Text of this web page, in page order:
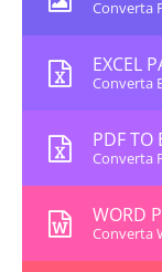
Converta
EXCEL
Converta
PDF TO
Converta
WORD
Converta